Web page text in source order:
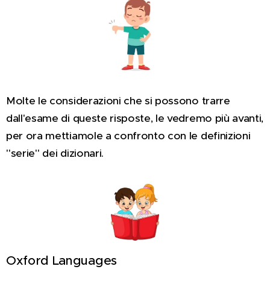
Molte le considerazioni che si possono trarre
dall'esame di queste risposte, le vedremo più avanti,
per ora mettiamole a confronto con le definizioni
"serie" dei dizionari.
Oxford Languages